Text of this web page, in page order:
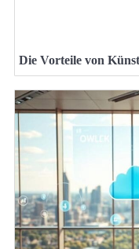
Die Vorteile von